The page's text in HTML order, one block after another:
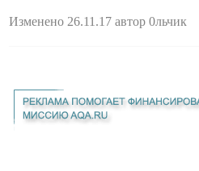
Изменено 26.11.17 автор 0льчик